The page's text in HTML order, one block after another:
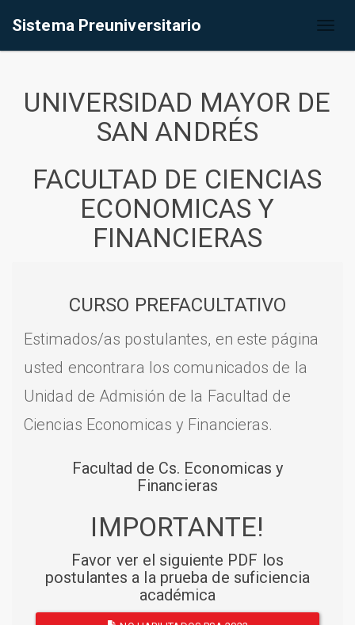
Sistema Preuniversitario
UNIVERSIDAD MAYOR DE
SAN ANDRÉS
FACULTAD DE CIENCIAS
ECONOMICAS Y
FINANCIERAS
CURSO PREFACULTATIVO
Estimados/as postulantes, en este página
usted encontrara los comunicados de la
Unidad de Admisión de la Facultad de
Ciencias Economicas y Financieras.
Facultad de Cs. Economicas y
Financieras
IMPORTANTE!
Favor ver el siguiente PDF los
postulantes a la prueba de suficiencia
académica